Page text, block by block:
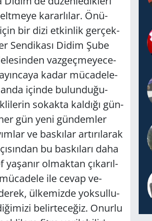
ka­rar­lı­lar. Önü­
bir dizi et­kin­lik ger­çek­
Sen­di­ka­sı Didim Şube
vaz­geç­me­ye­ce­
kadar mü­ca­de­le­
anda için­de bu­lun­du­ğu­
so­kak­ta kal­dı­ğı gün­
gün yeni gün­dem­ler
ve bas­kı­lar ar­tı­rı­la­rak
bu bas­kı­la­rı daha
ol­mak­tan çı­ka­rıl­
ile cevap ve­
ül­ke­miz­de yok­sul­lu­
be­lir­te­ce­ğiz. Onur­lu